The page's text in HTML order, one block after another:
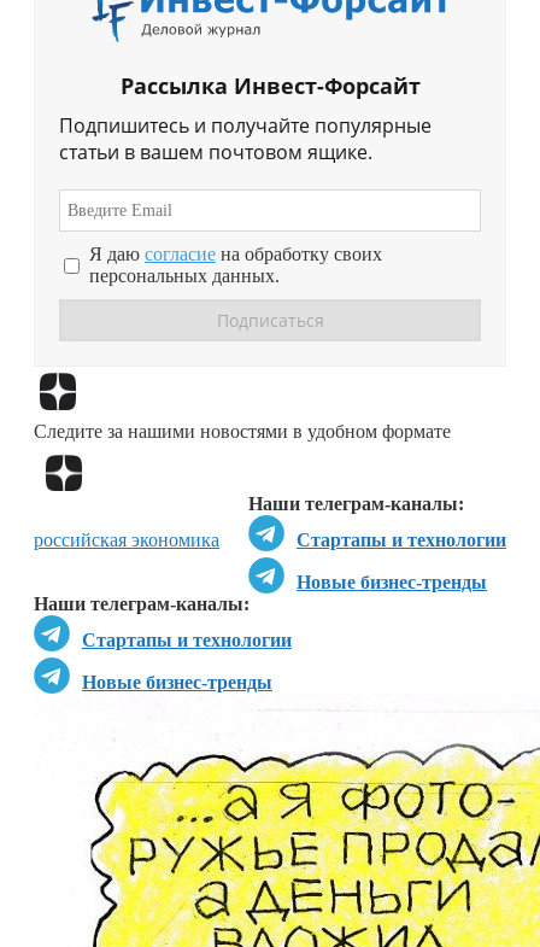
Рассылка Инвест-Форсайт
Подпишитесь и получайте популярные
статьи в вашем почтовом ящике.
Я даю согласие на обработку своих
персональных данных.
Следите за нашими новостями в удобном формате
Наши телеграм-каналы:
Стартапы и технологии
Новые бизнес-тренды
Наши телеграм-каналы:
Стартапы и технологии
Новые бизнес-тренды
российская экономика